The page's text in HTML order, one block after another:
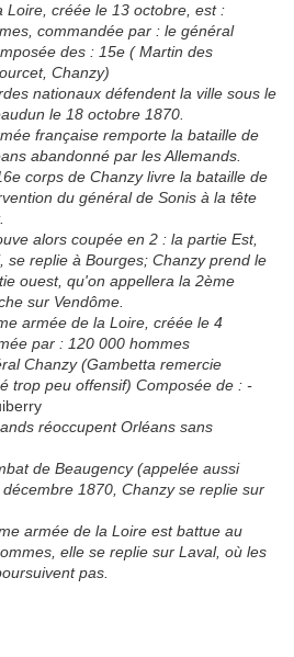
Loire, créée le 13 octobre, est :
commandée par : le général
des : 15e ( Martin des
Chanzy)
nationaux défendent la ville sous le
le 18 octobre 1870.
française remporte la bataille de
abandonné par les Allemands.
corps de Chanzy livre la bataille de
du général de Sonis à la tête
alors coupée en 2 : la partie Est,
se replie à Bourges; Chanzy prend le
ouest, qu'on appellera la 2ème
sur Vendôme.
armée de la Loire, créée le 4
par : 120 000 hommes
Chanzy (Gambetta remercie
trop peu offensif) Composée de : -
réoccupent Orléans sans
de Beaugency (appelée aussi
1870, Chanzy se replie sur
armée de la Loire est battue au
elle se replie sur Laval, où les
pas.